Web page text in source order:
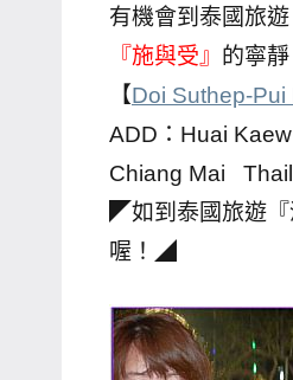
書
作
者、
發
表
會
及
動
主
有機會到泰國旅
『施與受』 的寧靜
【Doi Suthep-Pui
ADD：Huai
Chiang Mai
◤如到泰國旅遊『
喔！◢